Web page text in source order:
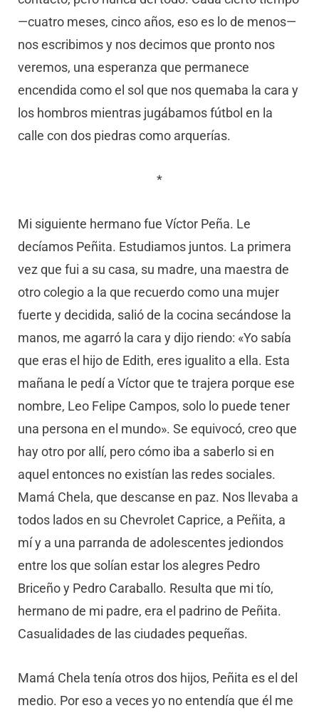
—cuatro meses, cinco años, eso es lo de menos—
nos escribimos y nos decimos que pronto nos
veremos, una esperanza que permanece
encendida como el sol que nos quemaba la cara y
los hombros mientras jugábamos fútbol en la
calle con dos piedras como arquerías.
*
Mi siguiente hermano fue Víctor Peña. Le
decíamos Peñita. Estudiamos juntos. La primera
vez que fui a su casa, su madre, una maestra de
otro colegio a la que recuerdo como una mujer
fuerte y decidida, salió de la cocina secándose la
manos, me agarró la cara y dijo riendo: «Yo sabía
que eras el hijo de Edith, eres igualito a ella. Esta
mañana le pedí a Víctor que te trajera porque ese
nombre, Leo Felipe Campos, solo lo puede tener
una persona en el mundo». Se equivocó, creo que
hay otro por allí, pero cómo iba a saberlo si en
aquel entonces no existían las redes sociales.
Mamá Chela, que descanse en paz. Nos llevaba a
todos lados en su Chevrolet Caprice, a Peñita, a
mí y a una parranda de adolescentes jediondos
entre los que solían estar los alegres Pedro
Briceño y Pedro Caraballo. Resulta que mi tío,
hermano de mi padre, era el padrino de Peñita.
Casualidades de las ciudades pequeñas.
Mamá Chela tenía otros dos hijos, Peñita es el del
medio. Por eso a veces yo no entendía que él me